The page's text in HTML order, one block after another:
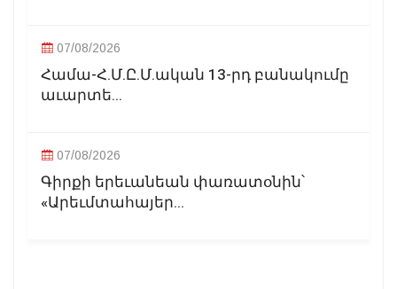
07/08/2026
Համա-Հ.Մ.Ը.Մ.ական 13-րդ բանակումը
աւարտե...
07/08/2026
Գիրքի երեւանեան փառատօնին՝
«Արեւմտահայեր...